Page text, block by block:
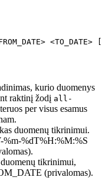
<TO_DATE>
kurio duomenys
raktinį žodį all-
per visus esamus
duomenų tikrinimui.
%m-%dT%H:%M:%S
tikrinimui,
(privalomas).